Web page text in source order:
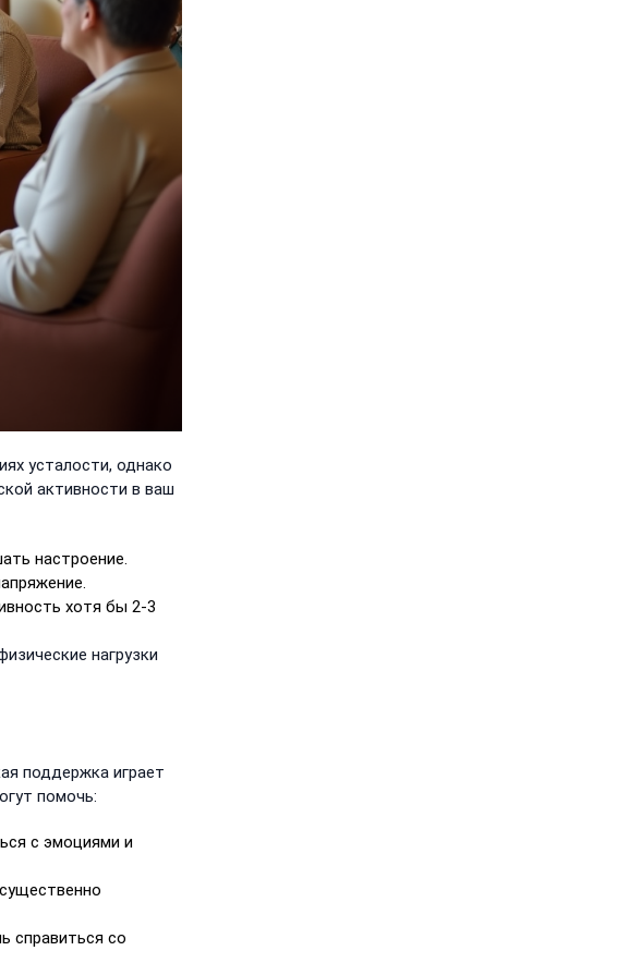
усталости, однако
активности в ваш
настроение.
хотя бы 2-3
нагрузки
поддержка играет
помочь:
с эмоциями и
справиться со